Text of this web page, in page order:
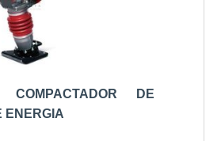
, você tem a segurança de um
de qualidade. Entre em contato
podemos atender suas
|Geradores
DE
ENERGIA